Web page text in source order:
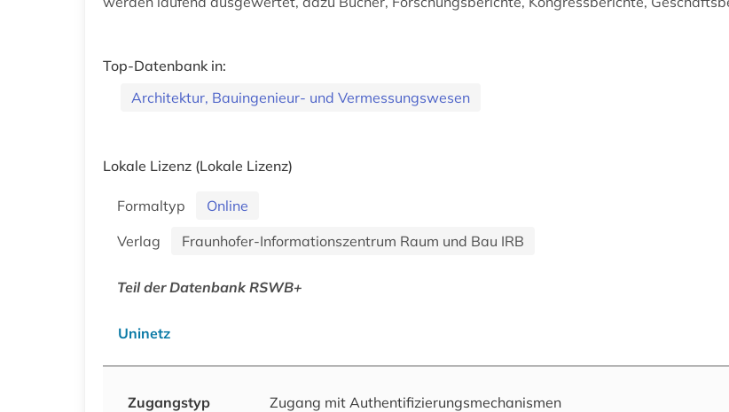
Top-Datenbank in:
Architektur, Bauingenieur- und Vermessungswesen
Lokale Lizenz (Lokale Lizenz)
Formaltyp
Online
Verlag
Fraunhofer-Informationszentrum Raum und Bau IRB
Teil der Datenbank RSWB+
Uninetz
Zugangstyp
Zugang mit Authentifizierungsmechanismen